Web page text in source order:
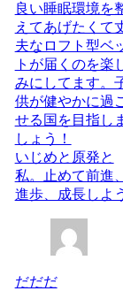
良い睡眠環境を
えてあげたくて
夫なロフト型ベ
トが届くのを楽
みにしてます。
供が健やかに過
せる国を目指し
しょう！
いじめと原発と
私。止めて前進、
進歩、成長しよ
だだだ